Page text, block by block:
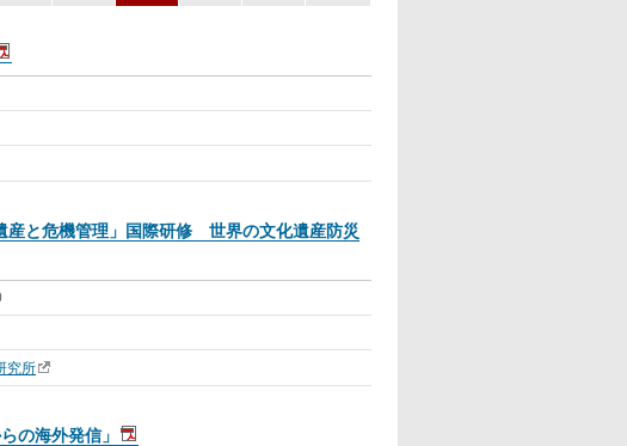
と危機管理」国際研修 世界の文化遺産防災
究所
の海外発信」